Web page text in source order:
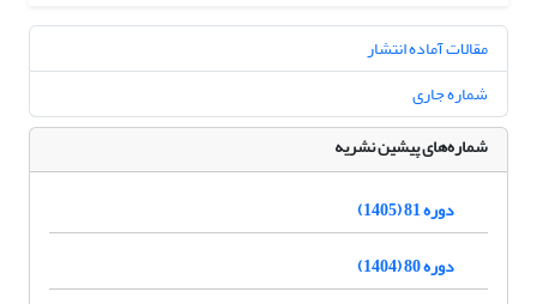
مقالات آماده انتشار
شماره جاری
شماره‌های پیشین نشریه
دوره 81 (1405)
دوره 80 (1404)